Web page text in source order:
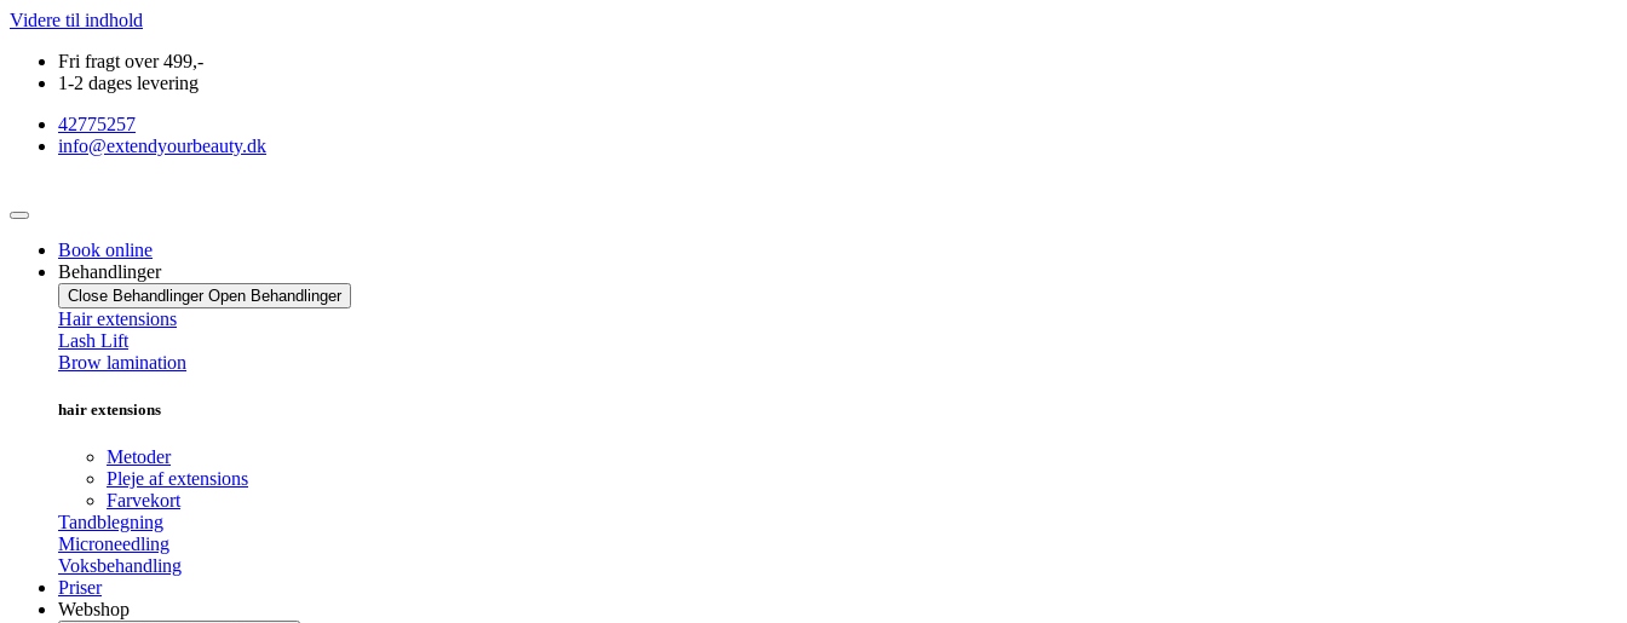
Videre til indhold
Fri fragt over 499,-
1-2 dages levering
42775257
info@extendyourbeauty.dk
Book online
Behandlinger
Close Behandlinger Open Behandlinger
Hair extensions
Lash Lift
Brow lamination
hair extensions
Metoder
Pleje af extensions
Farvekort
Tandblegning
Microneedling
Voksbehandling
Priser
Webshop